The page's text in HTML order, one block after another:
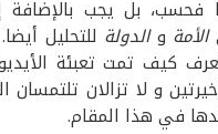
بل يجب بالإضافة
الأمة والدولة للتحليل
كيف تمت تعبئة
و لا تزالان تلتمسان
في هذا المقام.